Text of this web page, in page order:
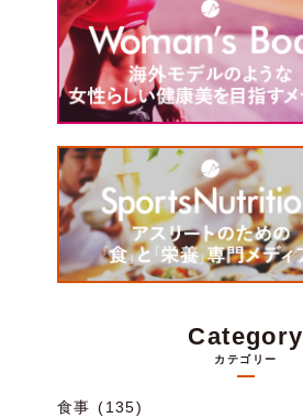
Category
カテゴリー
食事 (135)